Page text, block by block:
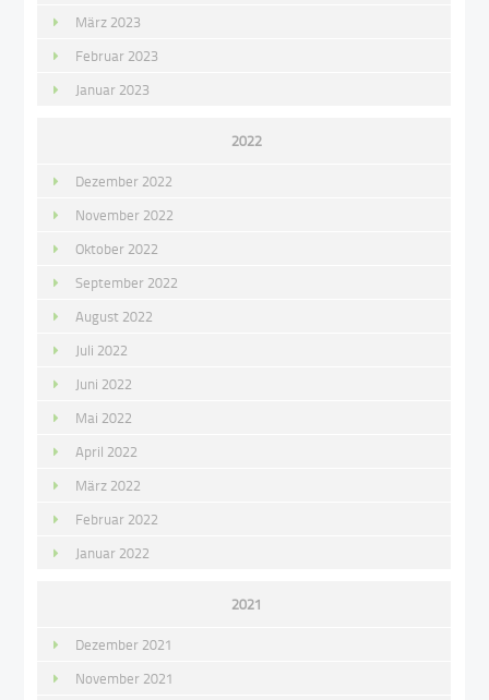
März 2023
Februar 2023
Januar 2023
2022
Dezember 2022
November 2022
Oktober 2022
September 2022
August 2022
Juli 2022
Juni 2022
Mai 2022
April 2022
März 2022
Februar 2022
Januar 2022
2021
Dezember 2021
November 2021